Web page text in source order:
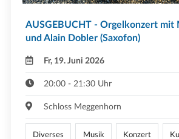
AUSGEBUCHT - Orgelkonzert mit
und Alain Dobler (Saxofon)
Fr, 19. Juni 2026
20:00 - 21:30 Uhr
Schloss Meggenhorn
Diverses Musik Konzert